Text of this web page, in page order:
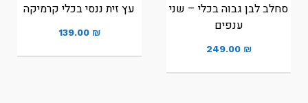
סחלב לבן גבוה בכלי – שני
ענפים
249.00 ₪
עץ זית ננסי בכלי קרמיקה
139.00 ₪